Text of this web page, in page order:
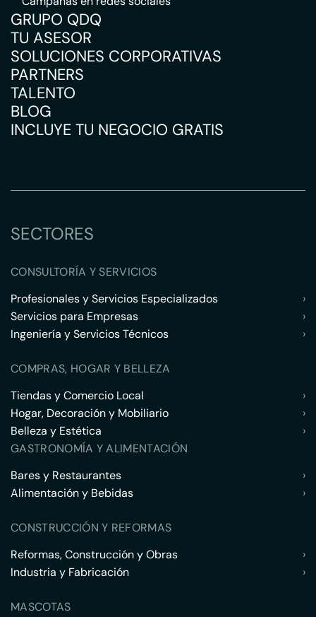
GRUPO QDQ
TU ASESOR
SOLUCIONES CORPORATIVAS
PARTNERS
TALENTO
BLOG
INCLUYE TU NEGOCIO GRATIS
SECTORES
CONSULTORÍA Y SERVICIOS
Profesionales y Servicios Especializados
›
Servicios para Empresas
›
Ingeniería y Servicios Técnicos
›
COMPRAS, HOGAR Y BELLEZA
Tiendas y Comercio Local
›
Hogar, Decoración y Mobiliario
›
Belleza y Estética
›
GASTRONOMÍA Y ALIMENTACIÓN
Bares y Restaurantes
›
Alimentación y Bebidas
›
CONSTRUCCIÓN Y REFORMAS
Reformas, Construcción y Obras
›
Industria y Fabricación
›
MASCOTAS